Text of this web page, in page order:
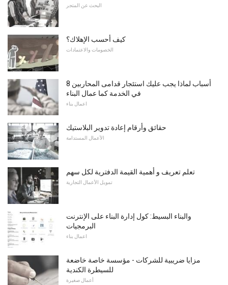
البحث عن المتجر
كيف أحسب الإهلاك؟
الخصومات والاعتمادات
8 أسباب لماذا يجب عليك استئجار قدامى المحاربين
في الخدمة كما عمال البناء
اعمال بناء
حقائق وأرقام إعادة تدوير البلاستيك
الأعمال المستدامة
تعلم تعريف و أهمية القيمة الدفترية لكل سهم
تمويل الأعمال التجارية
والبناء البسيط: كول إدارة البناء على الإنترنت
البرمجيات
اعمال بناء
مزايا ضريبية للشركات - مؤسسة خاصة خاضعة
للسيطرة الكندية
أعمال صغيرة